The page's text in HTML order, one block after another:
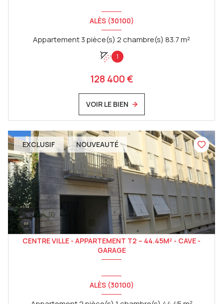
ALÈS (30100)
Appartement 3 pièce(s) 2 chambre(s) 83.7 m²
1
128 400 €
VOIR LE BIEN
EXCLUSIF NOUVEAUTÉ
CENTRE VILLE - APPARTEMENT T2 – 44.45M² - CAVE -
GARAGE
ALÈS (30100)